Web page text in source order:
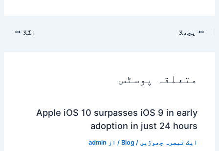
پچھلا اگلا
متعلقہ پوسٹس
Apple iOS 10 surpasses iOS 9 in early
adoption in just 24 hours
ایک تبصرہ چھوڑیں /
Blog / از admin